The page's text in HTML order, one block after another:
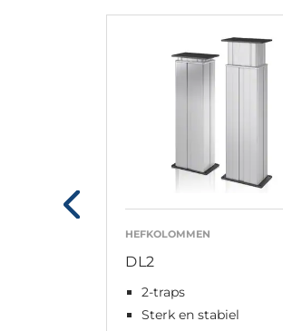
HEFKOLOMMEN
DL2
2-traps
Sterk en stabiel